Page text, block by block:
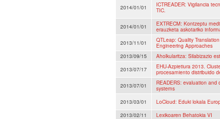
2014/01/01
ICTREADER: Vigilancia
TIC.
2014/01/01
EXTRECM: Kontzeptu
erauzketa askotariko
2013/11/01
QTLeap: Quality
Engineering Approaches
2013/09/15
Aholkularitza: Silabizazio
2013/07/17
EHU-Azpietiura 2013.
procesamiento distribuido
2013/07/01
READERS: evaluation
systems
2013/03/01
LoCloud: Eduki lokala
2013/02/11
Lexikoaren Behatokia VI